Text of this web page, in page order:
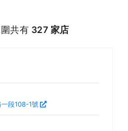
共有 327 家店
段108-1號